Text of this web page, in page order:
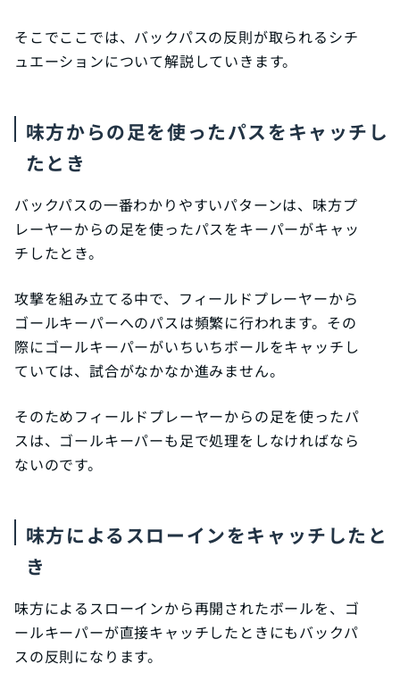
そこでここでは、バックパスの反則が取られるシチ
ュエーションについて解説していきます。
味方からの足を使ったパスをキャッチし
たとき
バックパスの一番わかりやすいパターンは、味方プ
レーヤーからの足を使ったパスをキーパーがキャッ
チしたとき。
攻撃を組み立てる中で、フィールドプレーヤーから
ゴールキーパーへのパスは頻繁に行われます。その
際にゴールキーパーがいちいちボールをキャッチし
ていては、試合がなかなか進みません。
そのためフィールドプレーヤーからの足を使ったパ
スは、ゴールキーパーも足で処理をしなければなら
ないのです。
味方によるスローインをキャッチしたと
き
味方によるスローインから再開されたボールを、ゴ
ールキーパーが直接キャッチしたときにもバックパ
スの反則になります。